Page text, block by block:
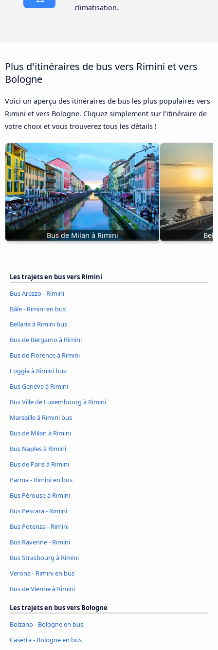
climatisation.
Plus d'itinéraires de bus vers Rimini et vers
Bologne
Voici un aperçu des itinéraires de bus les plus populaires vers
Rimini et vers Bologne. Cliquez simplement sur l'itinéraire de
votre choix et vous trouverez tous les détails !
Bus de Milan à Rimini
Les trajets en bus vers Rimini
Bus Arezzo - Rimini
Bâle - Rimini en bus
Bellaria à Rimini bus
Bus de Bergamo à Rimini
Bus de Florence à Rimini
Foggia à Rimini bus
Bus Genève à Rimini
Bus Ville de Luxembourg à Rimini
Marseille à Rimini bus
Bus de Milan à Rimini
Bus Naples à Rimini
Bus de Paris à Rimini
Parma - Rimini en bus
Bus Pérouse à Rimini
Bus Pescara - Rimini
Bus Potenza - Rimini
Bus Ravenne - Rimini
Bus Strasbourg à Rimini
Verona - Rimini en bus
Bus de Vienne à Rimini
Les trajets en bus vers Bologne
Bolzano - Bologne en bus
Caserta - Bologne en bus